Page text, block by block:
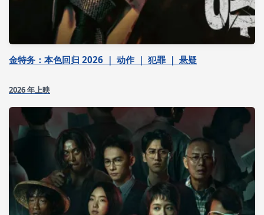
金特务：本色回归 2026 ｜ 动作 ｜ 犯罪 ｜ 悬疑
2026 年上映